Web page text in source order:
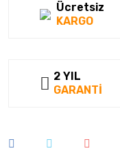
Ücretsiz
KARGO
2 YIL
GARANTİ